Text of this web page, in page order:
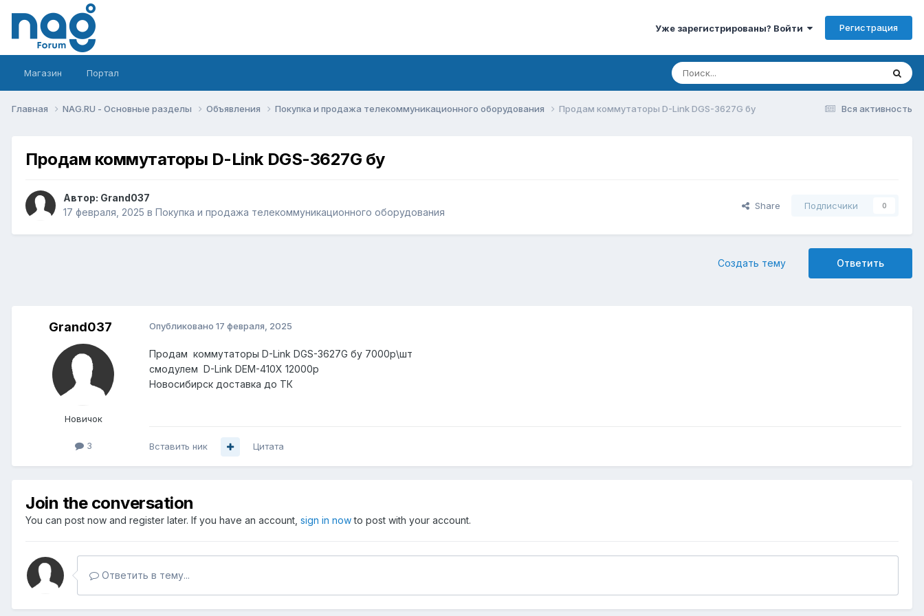
Уже зарегистрированы? Войти Регистрация
Магазин Портал
Вся активность
Главная NAG.RU - Основные разделы Объявления Покупка и продажа телекоммуникационного оборудования Продам коммутаторы D-Link DGS-3627G бу
Продам коммутаторы D-Link DGS-3627G бу
Автор: Grand037
17 февраля, 2025 в Покупка и продажа телекоммуникационного оборудования
Share Подписчики 0
Ответить
Создать тему
Grand037
Новичок
3
Опубликовано 17 февраля, 2025
Продам коммутаторы D-Link DGS-3627G бу 7000р\шт
смодулем D-Link DEM-410X 12000р
Новосибирск доставка до ТК
Вставить ник Цитата
Join the conversation
You can post now and register later. If you have an account, sign in nowto post with your account.
Ответить в тему...